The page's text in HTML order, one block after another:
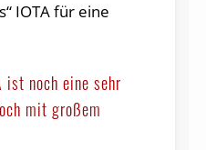
IOTA für eine
ist noch eine sehr
mit großem